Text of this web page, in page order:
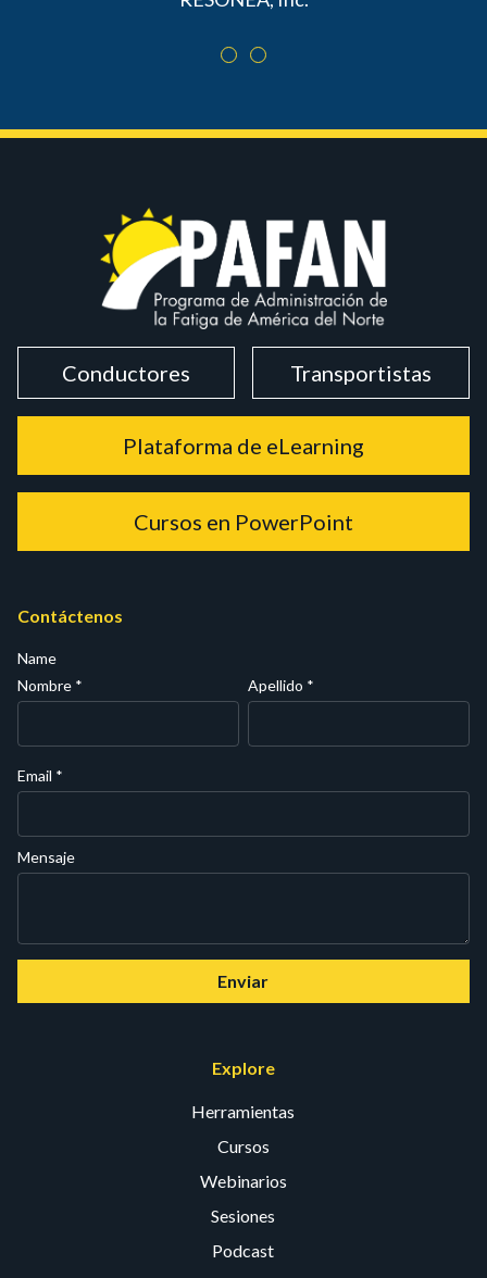
Conductores Transportistas
Plataforma de eLearning
Cursos en PowerPoint
Contáctenos
Name
Nombre * Apellido *
Email *
Mensaje
Enviar
Explore
Herramientas
Cursos
Webinarios
Sesiones
Podcast